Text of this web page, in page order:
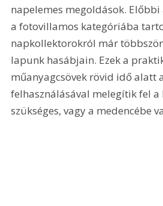
napelemes megoldások.
a fotovillamos kategóriába
napkollektorokról már
lapunk hasábjain. Ezek a
műanyagcsövek rövid idő alatt
felhasználásával melegítik fel a
szükséges, vagy a medencébe